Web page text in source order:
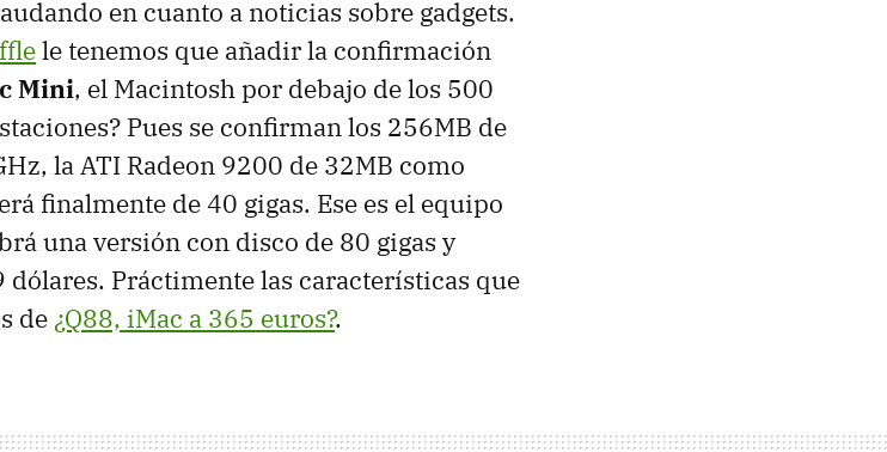
en cuanto a noticias sobre gadgets.
le tenemos que añadir la confirmación
Mini, el Macintosh por debajo de los 500
Pues se confirman los 256MB de
la ATI Radeon 9200 de 32MB como
finalmente de 40 gigas. Ese es el equipo
una versión con disco de 80 gigas y
Práctimente las características que
de ¿Q88, iMac a 365 euros?.